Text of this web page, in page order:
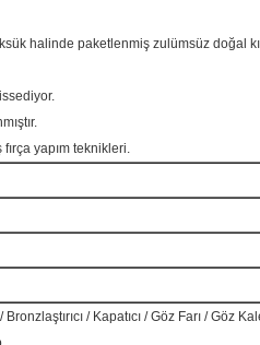
halinde paketlenmiş zulümsüz doğal
yapım teknikleri.
/ Kapatıcı / Göz Farı / Göz